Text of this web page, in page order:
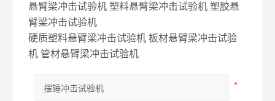
悬臂梁冲击试验机 塑料悬臂梁冲击试验机 塑胶悬
臂梁冲击试验机
硬质塑料悬臂梁冲击试验机 板材悬臂梁冲击试验
机 管材悬臂梁冲击试验机